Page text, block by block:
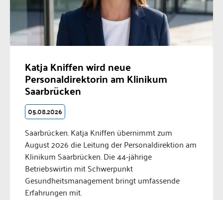
Katja Kniffen wird neue
Personaldirektorin am Klinikum
Saarbrücken
05.08.2026
Saarbrücken. Katja Kniffen übernimmt zum
August 2026 die Leitung der Personaldirektion am
Klinikum Saarbrücken. Die 44-jährige
Betriebswirtin mit Schwerpunkt
Gesundheitsmanagement bringt umfassende
Erfahrungen mit.